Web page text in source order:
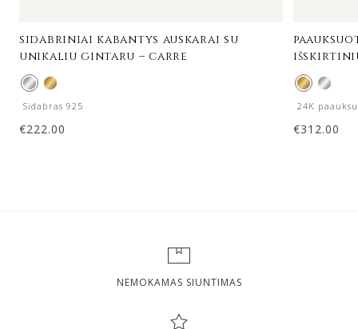
sidabriniai kabantys auskarai su
unikaliu gintaru – carre
Sidabras 925
€222.00
24K
€312.00
NEMOKAMAS SIUNTIMAS